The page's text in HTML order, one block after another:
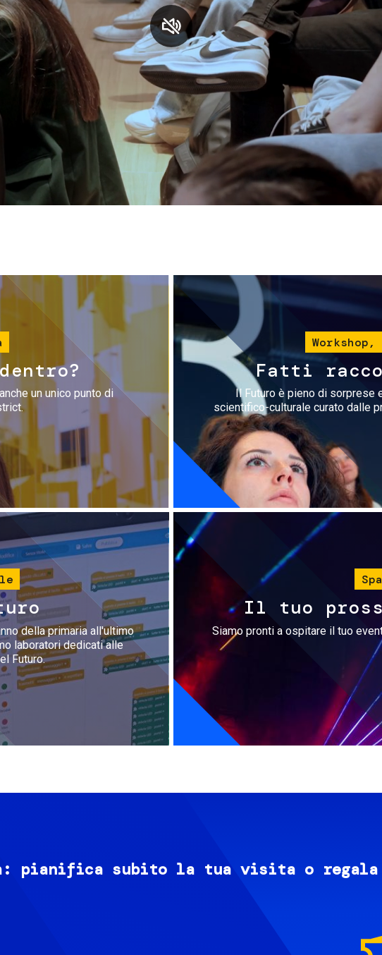
Servizi
Contatti
un unico punto di
Fatti
Il Futuro è pieno di sorprese
scientifico-culturale curato dalle
della primaria all'ultimo
laboratori dedicati alle
Futuro.
Il tuo
Siamo pronti a ospitare il tuo
pianifica subito la tua visita o regala